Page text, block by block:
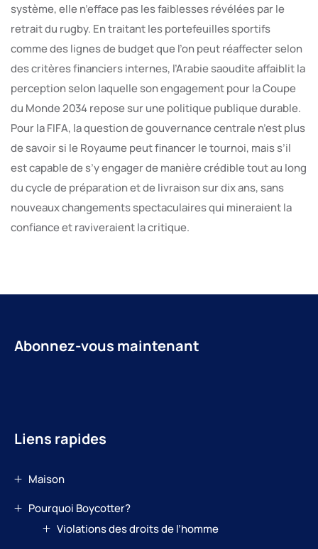
système, elle n’efface pas les faiblesses révélées par le
retrait du rugby. En traitant les portefeuilles sportifs
comme des lignes de budget que l’on peut réaffecter selon
des critères financiers internes, l’Arabie saoudite affaiblit la
perception selon laquelle son engagement pour la Coupe
du Monde 2034 repose sur une politique publique durable.
Pour la FIFA, la question de gouvernance centrale n’est plus
de savoir si le Royaume peut financer le tournoi, mais s’il
est capable de s’y engager de manière crédible tout au long
du cycle de préparation et de livraison sur dix ans, sans
nouveaux changements spectaculaires qui mineraient la
confiance et raviveraient la critique.
Abonnez-vous maintenant
Liens rapides
Maison
Pourquoi Boycotter?
Violations des droits de l’homme